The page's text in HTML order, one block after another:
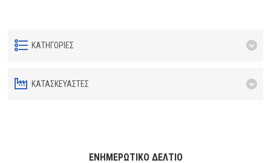
ΚΑΤΗΓΟΡΊΕΣ
ΚΑΤΑΣΚΕΥΑΣΤΈΣ
ΕΝΗΜΕΡΩΤΙΚΌ ΔΕΛΤΊΟ